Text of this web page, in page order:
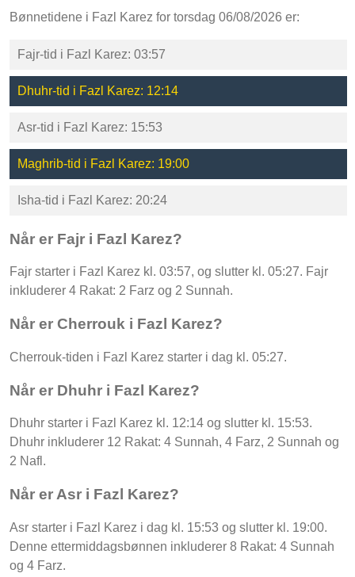
Bønnetidene i Fazl Karez for torsdag 06/08/2026 er:
Fajr-tid i Fazl Karez: 03:57
Dhuhr-tid i Fazl Karez: 12:14
Asr-tid i Fazl Karez: 15:53
Maghrib-tid i Fazl Karez: 19:00
Isha-tid i Fazl Karez: 20:24
Når er Fajr i Fazl Karez?
Fajr starter i Fazl Karez kl. 03:57, og slutter kl. 05:27. Fajr
inkluderer 4 Rakat: 2 Farz og 2 Sunnah.
Når er Cherrouk i Fazl Karez?
Cherrouk-tiden i Fazl Karez starter i dag kl. 05:27.
Når er Dhuhr i Fazl Karez?
Dhuhr starter i Fazl Karez kl. 12:14 og slutter kl. 15:53.
Dhuhr inkluderer 12 Rakat: 4 Sunnah, 4 Farz, 2 Sunnah og
2 Nafl.
Når er Asr i Fazl Karez?
Asr starter i Fazl Karez i dag kl. 15:53 og slutter kl. 19:00.
Denne ettermiddagsbønnen inkluderer 8 Rakat: 4 Sunnah
og 4 Farz.